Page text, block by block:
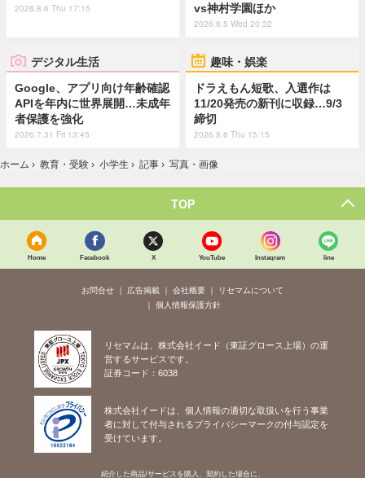
2026.8.6 Thu 17:15
vs神村学園ほか
2026.8.5 Wed 20:32
デジタル生活
Google、アプリ向け年齢確認
APIを年内に世界展開…未成年
者保護を強化
2026.7.31 Fri 13:45
趣味・娯楽
ドラえもん短歌、入選作は
11/20発売の新刊に収録…9/3
締切
2026.8.6 Thu 15:15
ホーム › 教育・受験 › 小学生 › 記事 › 写真・画像
TOP
Home Facebook X YouTube Instagram line
お問合せ 広告掲載 会社概要
リセマムについて
個人情報保護方針
リセマムは、株式会社イード（東証グロース上場）の運
営するサービスです。
証券コード：6038
株式会社イードは、個人情報の適切な取扱いを行う事業
者に対して付与されるプライバシーマークの付与認定を
受けています。
紹介した商品/サービスを購入、契約した場合に、